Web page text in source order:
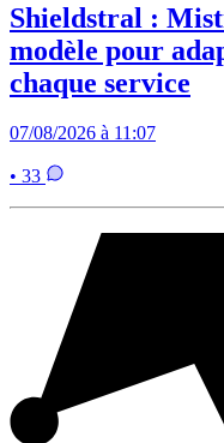
Shieldstral :
modèle pour
chaque service
07/08/2026 à 11:07
• 33